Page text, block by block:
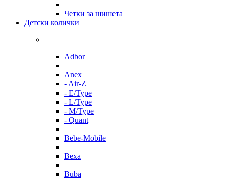
Четки за шишета
Детски колички
Adbor
Anex
- Air-Z
- E/Type
- L/Type
- M/Type
- Quant
Bebe-Mobile
Bexa
Buba